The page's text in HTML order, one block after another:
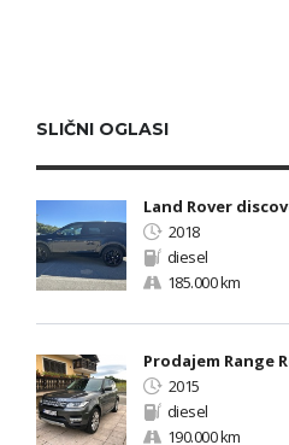
SLIČNI OGLASI
Land Rover
2018
diesel
185.000 km
Prodajem Range
2015
diesel
190.000 km